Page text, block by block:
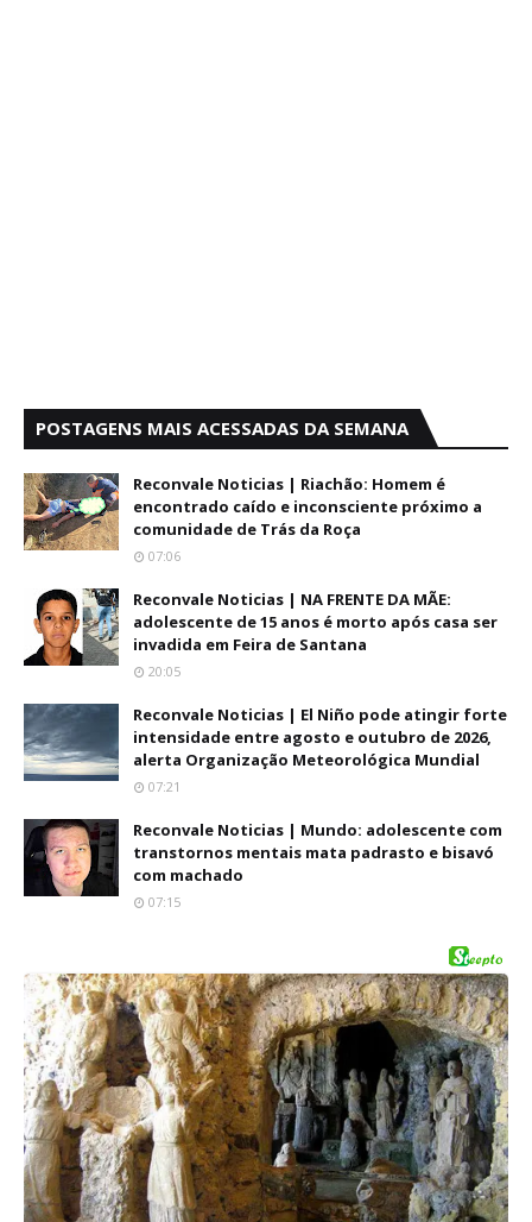
POSTAGENS MAIS ACESSADAS DA SEMANA
Reconvale Noticias | Riachão: Homem é
encontrado caído e inconsciente próximo a
comunidade de Trás da Roça
07:06
Reconvale Noticias | NA FRENTE DA MÃE:
adolescente de 15 anos é morto após casa ser
invadida em Feira de Santana
20:05
Reconvale Noticias | El Niño pode atingir forte
intensidade entre agosto e outubro de 2026,
alerta Organização Meteorológica Mundial
07:21
Reconvale Noticias | Mundo: adolescente com
transtornos mentais mata padrasto e bisavó
com machado
07:15